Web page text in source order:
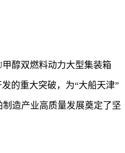
甲醇双燃料动力大型集装箱
的重大突破，为“大船天津”
造产业高质量发展奠定了坚